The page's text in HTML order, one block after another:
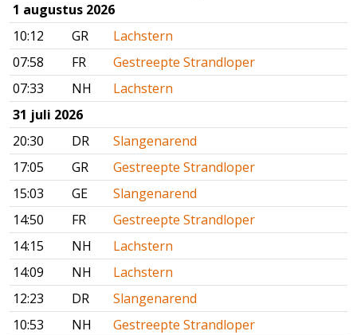
1 augustus 2026
10:12
GR
Lachstern
07:58
FR
Gestreepte Strandloper
07:33
NH
Lachstern
31 juli 2026
20:30
DR
Slangenarend
17:05
GR
Gestreepte Strandloper
15:03
GE
Slangenarend
14:50
FR
Gestreepte Strandloper
14:15
NH
Lachstern
14:09
NH
Lachstern
12:23
DR
Slangenarend
10:53
NH
Gestreepte Strandloper